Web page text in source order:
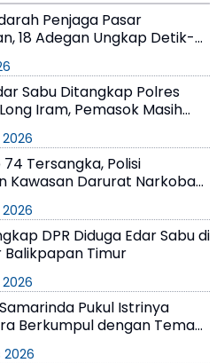
Penjaga Pasar
18 Adegan Ungkap Detik-
Sabu Ditangkap Polres
Iram, Pemasok Masih
Tersangka, Polisi
Kawasan Darurat Narkoba
DPR Diduga Edar Sabu di
Balikpapan Timur
Pukul Istrinya
Berkumpul dengan Teman
2026